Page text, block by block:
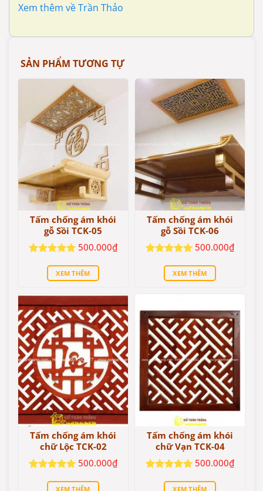
Xem thêm về Trần Thảo
SẢN PHẨM TƯƠNG TỰ
Tấm chống ám khói
gỗ Sồi TCK-05
55
500.000₫
XEM THÊM
Tấm chống ám khói
gỗ Sồi TCK-06
55
500.000₫
XEM THÊM
Tấm chống ám khói
chữ Lộc TCK-02
55
500.000₫
XEM THÊM
Tấm chống ám khói
chữ Vạn TCK-04
55
500.000₫
XEM THÊM